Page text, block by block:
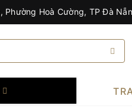
Phường Hoà Cường, TP Đà